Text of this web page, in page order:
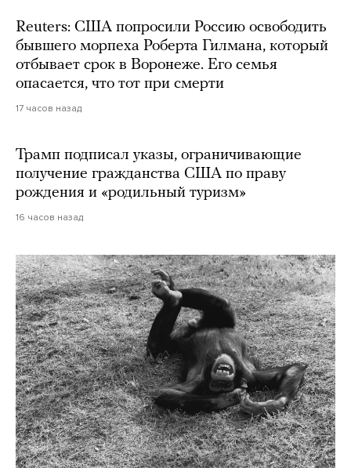
Reuters: США попросили Россию освободить
бывшего морпеха Роберта Гилмана, который
отбывает срок в Воронеже. Его семья
опасается, что тот при смерти
17 часов назад
Трамп подписал указы, ограничивающие
получение гражданства США по праву
рождения и «родильный туризм»
16 часов назад